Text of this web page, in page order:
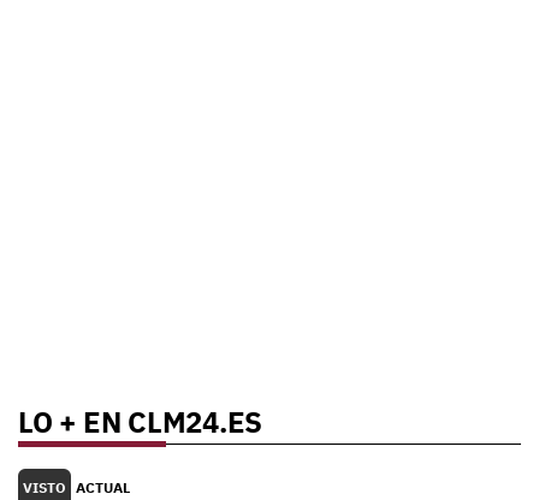
LO + EN CLM24.ES
VISTO ACTUAL